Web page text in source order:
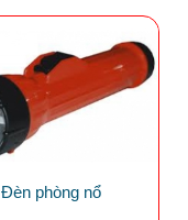
Đèn phòng nổ